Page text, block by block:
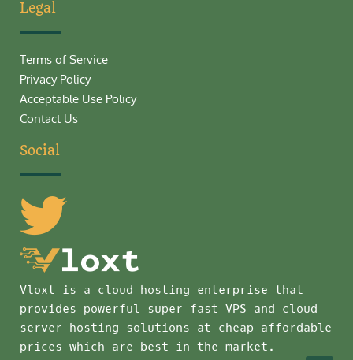
Legal
Terms of Service
Privacy Policy
Acceptable Use Policy
Contact Us
Social
Vloxt is a cloud hosting enterprise that
provides powerful super fast VPS and cloud
server hosting solutions at cheap affordable
prices which are best in the market.